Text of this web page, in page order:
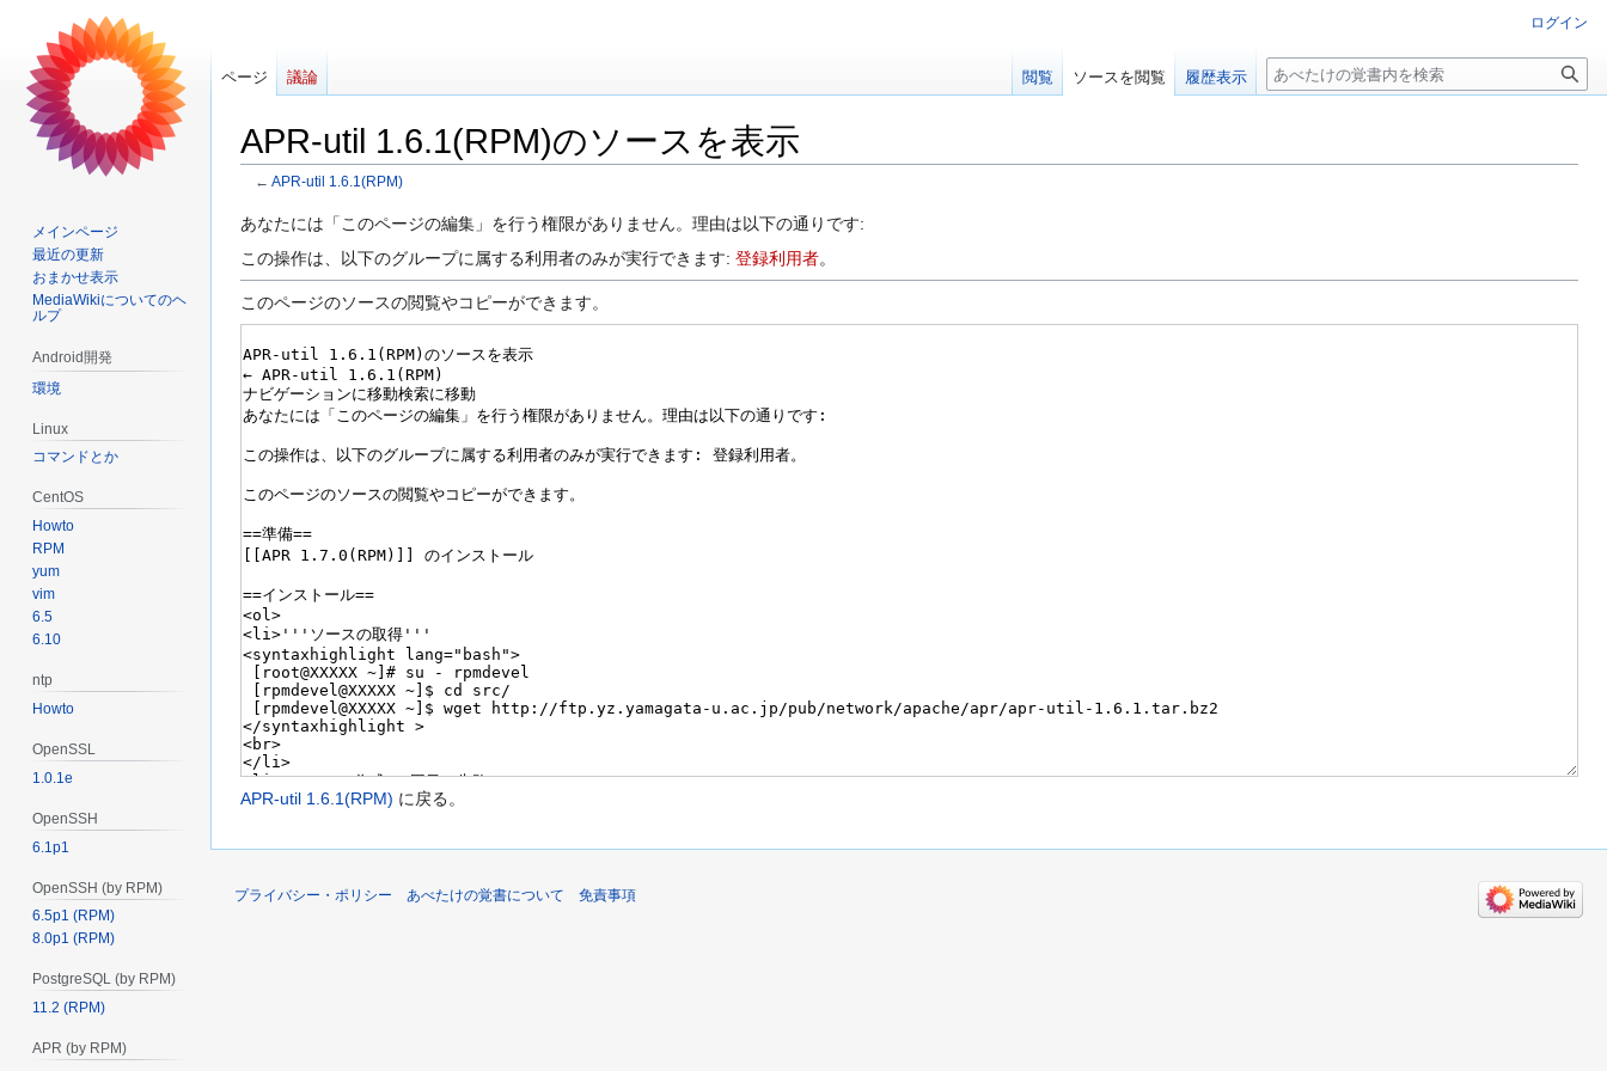
APR-util 1.6.1(RPM)のソースを表示
← APR-util 1.6.1(RPM)
ナ
ー
シ
ョ
ン
に
動
検
移
動
あなたには「このページの編集」を行う権限がありません。理由は以下の通りです:
この操作は、以下のグループに属する利用者のみが実行できます: 登録利用者。
このページのソースの閲覧やコピーができます。
APR-util 1.6.1(RPM) に戻る。
ログイン
ページ 議論 閲覧 ソースを閲覧 履歴表示
検
メインページ
最近の更新
おまかせ表示
MediaWikiについてのヘ
ルプ
Android開発
環境
Linux
コマンドとか
CentOS
Howto
RPM
yum
vim
6.5
6.10
ntp
Howto
OpenSSL
1.0.1e
OpenSSH
6.1p1
OpenSSH (by RPM)
6.5p1 (RPM)
8.0p1 (RPM)
PostgreSQL (by RPM)
11.2 (RPM)
APR (by RPM)
プライバシー・ポリシー あべたけの覚書について 免責事項